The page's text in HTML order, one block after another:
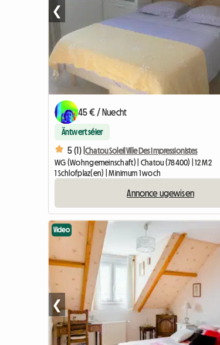
❮
45 € / Nuecht
Äntwert séier
5 (1) |Chatou Soleil Ville Des Impressionistes
WG (Wohngemeinschaft) | Chatou (78400) | 12 M2
1 Schlofplaz(en) | Minimum 1 woch
Annonce ugewisen
Video
❮